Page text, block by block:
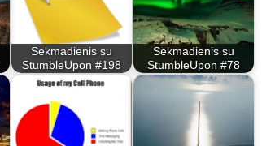
Sekmadienis su
StumbleUpon #198
Sekmadienis su
StumbleUpon #78